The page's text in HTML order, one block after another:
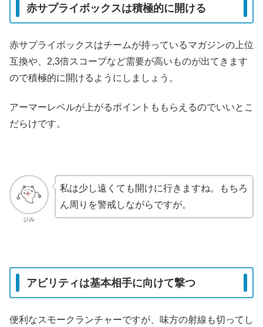
赤サプライボックスは積極的に開ける
赤サプライボックスはチームが持っているマガジンの上位
互換や、2,3倍スコープなど需要が高いものが出てきます
ので積極的に開けるようにしましょう。
アーマーレベルが上がるポイントももらえるのでいいとこ
だらけです。
ジル
私は少し遠くても開けに行きますね。もちろ
ん周りを警戒しながらですが。
アビリティは基本相手に向けて撃つ
便利なスモークランチャーですが、味方の射線も切ってし